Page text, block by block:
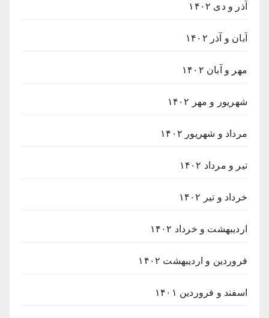
آذر و دی ۱۴۰۲
آبان و آذر ۱۴۰۲
مهر و آبان ۱۴۰۲
شهریور و مهر ۱۴۰۲
مرداد و شهریور ۱۴۰۲
تیر و مرداد ۱۴۰۲
خرداد و تیر ۱۴۰۲
اردیبهشت و خرداد ۱۴۰۲
فروردین و اردیبهشت ۱۴۰۲
اسفند و فروردین ۱۴۰۱